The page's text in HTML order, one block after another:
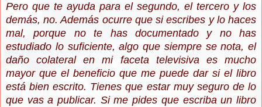
Pero que te ayuda para el segundo, el tercero y los
demás, no. Además ocurre que si escribes y lo haces
mal, porque no te has documentado y no has
estudiado lo suficiente, algo que siempre se nota, el
daño colateral en mi faceta televisiva es mucho
mayor que el beneficio que me puede dar si el libro
está bien escrito. Tienes que estar muy seguro de lo
que vas a publicar. Si me pides que escriba un libro